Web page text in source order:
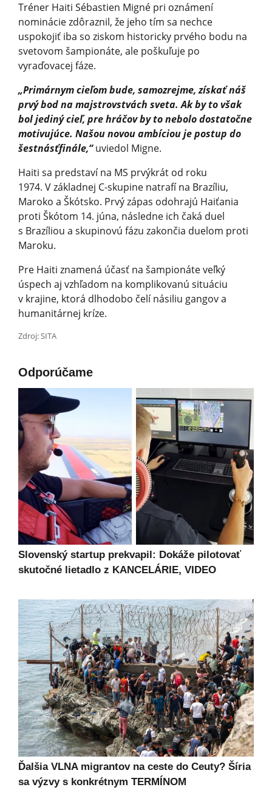
Tréner Haiti Sébastien Migné pri oznámení
nominácie zdôraznil, že jeho tím sa nechce
uspokojiť iba so ziskom historicky prvého bodu na
svetovom šampionáte, ale poškuľuje po
vyraďovacej fáze.
„Primárnym cieľom bude, samozrejme, získať náš
prvý bod na majstrovstvách sveta. Ak by to však
bol jediný cieľ, pre hráčov by to nebolo dostatočne
motivujúce. Našou novou ambíciou je postup do
šestnásťfinále,“uviedol Migne.
Haiti sa predstaví na MS prvýkrát od roku
1974. V základnej C-skupine natrafí na Brazíliu,
Maroko a Škótsko. Prvý zápas odohrajú Haiťania
proti Škótom 14. júna, následne ich čaká duel
s Brazíliou a skupinovú fázu zakončia duelom proti
Maroku.
Pre Haiti znamená účasť na šampionáte veľký
úspech aj vzhľadom na komplikovanú situáciu
v krajine, ktorá dlhodobo čelí násiliu gangov a
humanitárnej kríze.
Zdroj: SITA
Odporúčame
Slovenský startup prekvapil: Dokáže pilotovať
skutočné lietadlo z KANCELÁRIE, VIDEO
Ďalšia VLNA migrantov na ceste do Ceuty? Šíria
sa výzvy s konkrétnym TERMÍNOM